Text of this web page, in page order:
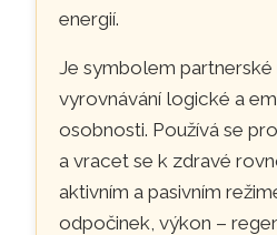
energií.
Je symbolem partnerské
vyrovnávání logické a
osobnosti. Používá se
a vracet se k zdravé
aktivním a pasivním
odpočinek, výkon –